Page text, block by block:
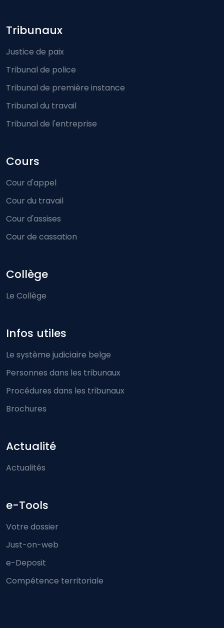
Footer-menu
Tribunaux
Justice de paix
Tribunal de police
Tribunal de première instance
Tribunal du travail
Tribunal de l'entreprise
Cours
Cour d'appel
Cour du travail
Cour d'assises
Cour de cassation
Collège
Le Collège
Infos utiles
Le système judiciaire belge
Personnes dans les tribunaux
Procédures dans les tribunaux
Brochures
Actualité
Actualités
e-Tools
Votre dossier
Just-on-web
e-Deposit
Compétence territoriale